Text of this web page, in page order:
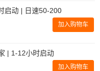
启动 | 日速50-200
加入购物车
| 1-12小时启动
加入购物车